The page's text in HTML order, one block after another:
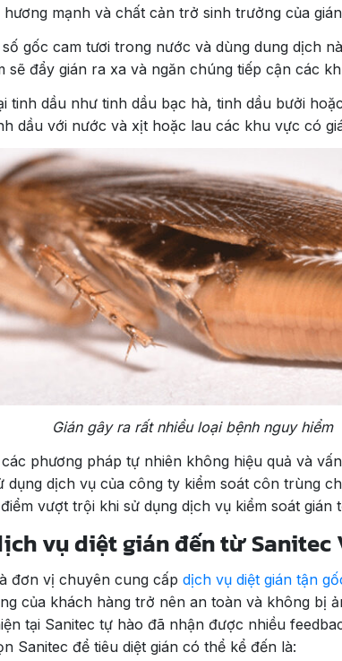
mạnh và chất cản trở sinh trưởng của
gốc cam tươi trong nước và dùng dung dịch
sẽ đẩy gián ra xa và ngăn chúng tiếp cận các
tinh dầu như tinh dầu bạc hà, tinh dầu bưởi
dầu với nước và xịt hoặc lau các khu vực có
Gián gây ra rất nhiều loại bệnh nguy hiểm
phương pháp tự nhiên không hiệu quả và
dụng dịch vụ của công ty kiểm soát côn trùng
vượt trội khi sử dụng dịch vụ kiểm soát gián
vụ diệt gián đến từ Sanitec
đơn vị chuyên cung cấp dịch vụ diệt gián tận
của khách hàng trở nên an toàn và không bị
tại Sanitec tự hào đã nhận được nhiều
Sanitec để tiêu diệt gián có thể kể đến là: